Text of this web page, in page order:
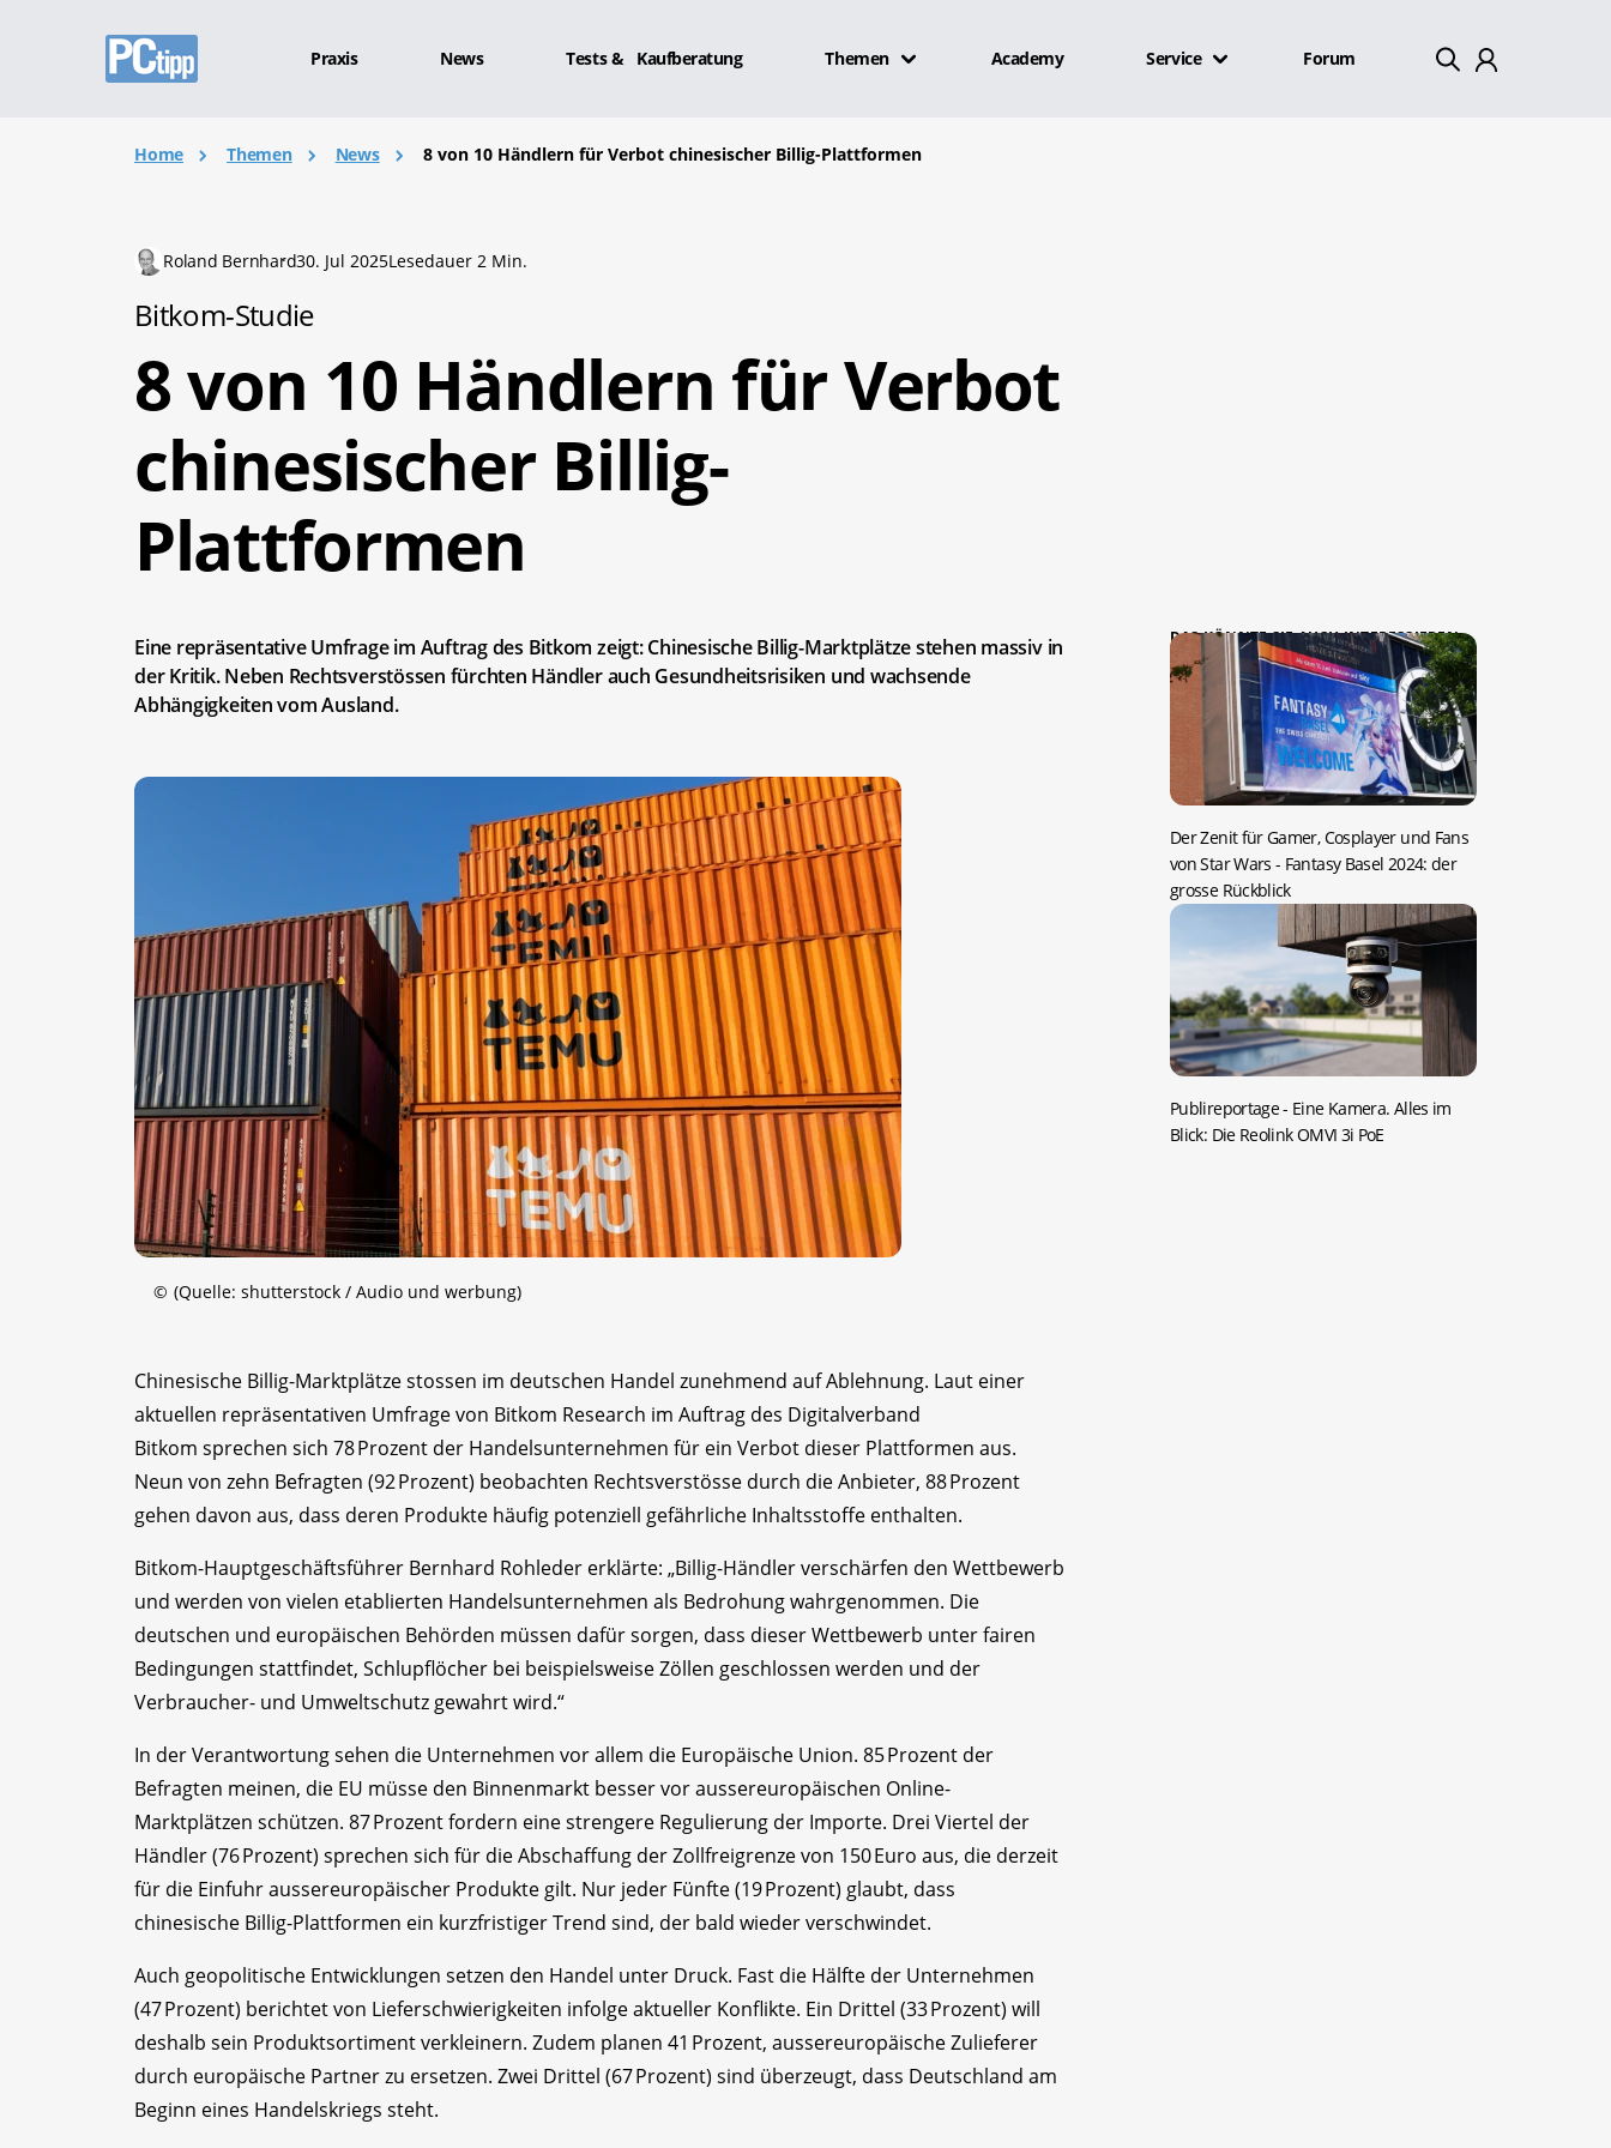
Praxis News Tests & Kaufberatung Themen Academy Service Forum
Home Themen News 8 von 10 Händlern für Verbot chinesischer Billig-Plattformen
Roland Bernhard30. Jul 2025Lesedauer 2 Min.
Bitkom-Studie
8 von 10 Händlern für Verbot
chinesischer Billig-
Plattformen
Eine repräsentative Umfrage im Auftrag des Bitkom zeigt: Chinesische Billig-Marktplätze stehen massiv in
der Kritik. Neben Rechtsverstössen fürchten Händler auch Gesundheitsrisiken und wachsende
Abhängigkeiten vom Ausland.
© (Quelle: shutterstock / Audio und werbung)
Chinesische Billig-Marktplätze stossen im deutschen Handel zunehmend auf Ablehnung. Laut einer
aktuellen repräsentativen Umfrage von Bitkom Research im Auftrag des Digitalverband
Bitkom sprechen sich 78 Prozent der Handelsunternehmen für ein Verbot dieser Plattformen aus.
Neun von zehn Befragten (92 Prozent) beobachten Rechtsverstösse durch die Anbieter, 88 Prozent
gehen davon aus, dass deren Produkte häufig potenziell gefährliche Inhaltsstoffe enthalten.
Bitkom-Hauptgeschäftsführer Bernhard Rohleder erklärte: „Billig-Händler verschärfen den Wettbewerb
und werden von vielen etablierten Handelsunternehmen als Bedrohung wahrgenommen. Die
deutschen und europäischen Behörden müssen dafür sorgen, dass dieser Wettbewerb unter fairen
Bedingungen stattfindet, Schlupflöcher bei beispielsweise Zöllen geschlossen werden und der
Verbraucher- und Umweltschutz gewahrt wird.“
In der Verantwortung sehen die Unternehmen vor allem die Europäische Union. 85 Prozent der
Befragten meinen, die EU müsse den Binnenmarkt besser vor aussereuropäischen Online-
Marktplätzen schützen. 87 Prozent fordern eine strengere Regulierung der Importe. Drei Viertel der
Händler (76 Prozent) sprechen sich für die Abschaffung der Zollfreigrenze von 150 Euro aus, die derzeit
für die Einfuhr aussereuropäischer Produkte gilt. Nur jeder Fünfte (19 Prozent) glaubt, dass
chinesische Billig-Plattformen ein kurzfristiger Trend sind, der bald wieder verschwindet.
Auch geopolitische Entwicklungen setzen den Handel unter Druck. Fast die Hälfte der Unternehmen
(47 Prozent) berichtet von Lieferschwierigkeiten infolge aktueller Konflikte. Ein Drittel (33 Prozent) will
deshalb sein Produktsortiment verkleinern. Zudem planen 41 Prozent, aussereuropäische Zulieferer
durch europäische Partner zu ersetzen. Zwei Drittel (67 Prozent) sind überzeugt, dass Deutschland am
Beginn eines Handelskriegs steht.
DAS KÖNNTE SIE AUCH INTERESSIEREN:
Der Zenit für Gamer, Cosplayer und Fans
von Star Wars - Fantasy Basel 2024: der
grosse Rückblick
Publireportage - Eine Kamera. Alles im
Blick: Die Reolink OMVI 3i PoE